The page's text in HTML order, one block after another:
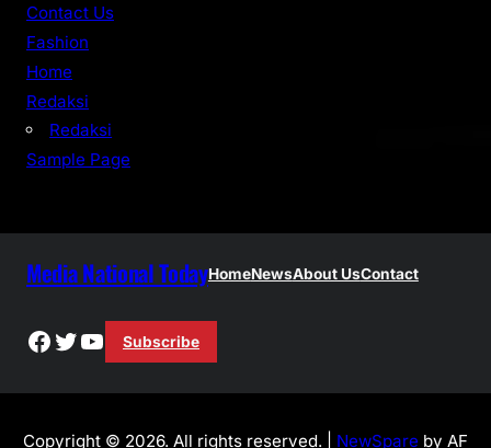
Contact Us
Fashion
Home
Redaksi
Redaksi
Sample Page
Media National TodayHomeNewsAbout UsContact
Facebook
Twitter
YouTube
Subscribe
Copyright © 2026. All rights reserved. | NewSpare by AF